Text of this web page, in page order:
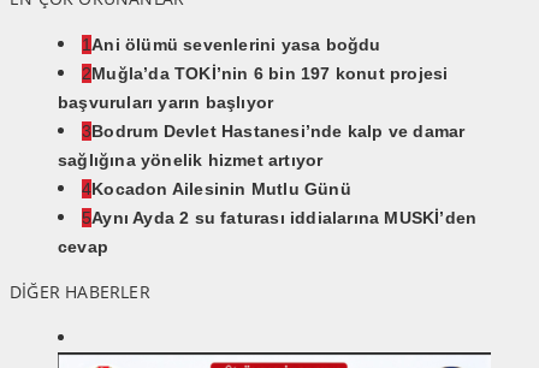
1Ani ölümü sevenlerini yasa boğdu
2Muğla’da TOKİ’nin 6 bin 197 konut projesi
başvuruları yarın başlıyor
3Bodrum Devlet Hastanesi’nde kalp ve damar
sağlığına yönelik hizmet artıyor
4Kocadon Ailesinin Mutlu Günü
5Aynı Ayda 2 su faturası iddialarına MUSKİ’den
cevap
DİĞER HABERLER